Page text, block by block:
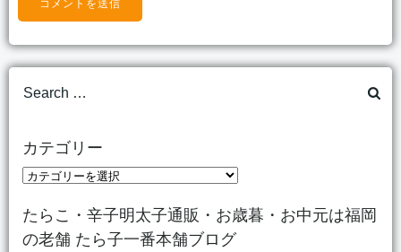
for:
カテゴリー
カ
ゴ
リ
たらこ・辛子明太子通販・お歳暮・お中元は福岡
の老舗 たら子一番本舗ブログ